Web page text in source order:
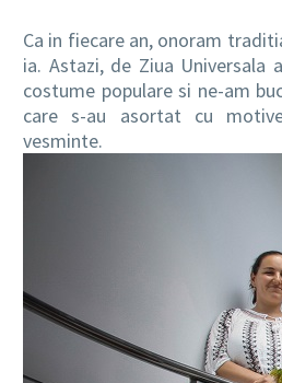
Ca in fiecare an, onoram
ia. Astazi, de Ziua Universala
costume populare si ne-am
care s-au asortat cu
vesminte.